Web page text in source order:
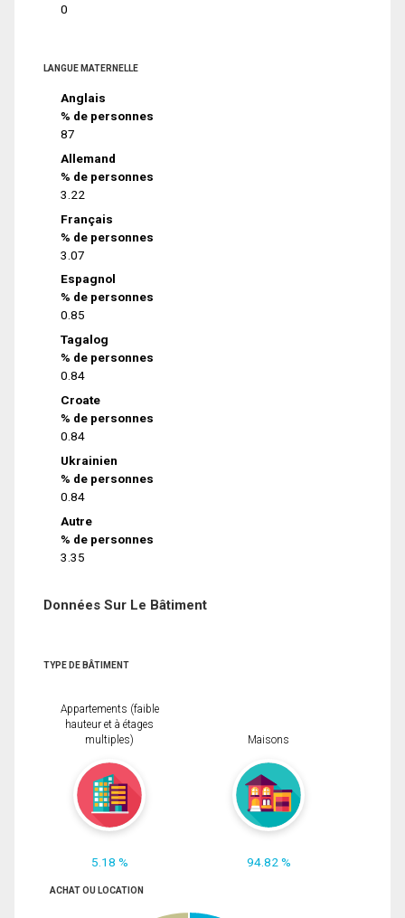
0
LANGUE MATERNELLE
Anglais
% de personnes
87
Allemand
% de personnes
3.22
Français
% de personnes
3.07
Espagnol
% de personnes
0.85
Tagalog
% de personnes
0.84
Croate
% de personnes
0.84
Ukrainien
% de personnes
0.84
Autre
% de personnes
3.35
Données Sur Le Bâtiment
TYPE DE BÂTIMENT
Appartements (faible
hauteur et à étages
multiples)
5.18 %
Maisons
94.82 %
ACHAT OU LOCATION